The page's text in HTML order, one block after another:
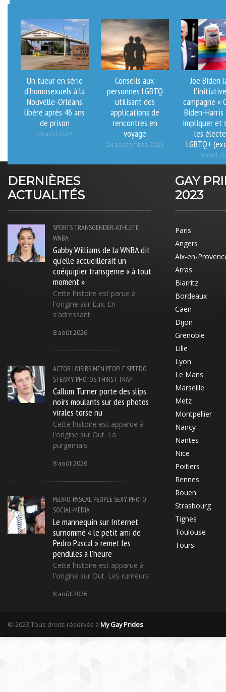
Un tueur en série
d'homosexuels à la
Nouvelle-Orléans
libéré après 46 ans
de prison
24 avril 2024
Conseils aux
personnes LGBTQ
utilisant des
applications de
rencontres en
voyage
24 septembre 2023
Joe Biden
campagne «
Biden-
impliquer et
les
LGBTQ+
10 avril
DERNIÈRES
ACTUALITÉS
SPORTSTRANSGENDER-ATHLETE
WNBA
Gabby Williams de la WNBA dit
qu'elle accueillerait un
coéquipier transgenre « à tout
moment »
Cette histoire est parue à
l'origine sur Eux. En
s'adressant
8 août 2026
ACTOR LOISIRS MEN PEOPLE SPEEDO
STEAMY-PHOTOSTHIRST-TRAP
Callum Turner porte des slips
noirs moulants sur des photos
virales torse nu
Cette histoire est apparue à
l'origine sur Out. La
purgemais
8 août 2026
PEDRO-PASCAL PEOPLE SEXY-PHOTO
SOCIAL-MEDIA
Le mannequin sur Internet
surnommé « le petit ami de
Pedro Pascal » remet les
pendules à l'heure
Cette histoire est apparue à
l'origine sur Out. Les rumeurs
8 août 2026
GAY
2023
Paris
Angers
Aix-en-
Arras
Biarritz
Bordeaux
Caen
Dijon
Grenoble
Lille
Lyon
Le Mans
Marseille
Metz
Montpellier
Nancy
Nantes
Nice
Poitiers
Rennes
Rouen
Strasbourg
Tignes
Toulouse
Tours
© 2023 Tous droits réservés à My Gay Prides.